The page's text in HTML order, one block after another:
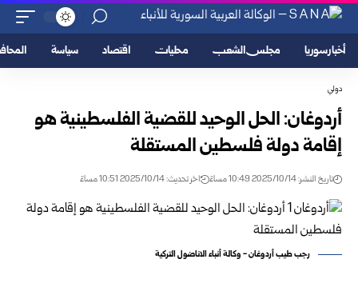
أخبار سوريا مجلس الشعب محليات اقتصاد سياسة
دولي
أردوغان: الحل الوحيد للقضية الفلسطينية هو
إقامة دولة فلسطين المستقلة
تاريخ النشر: 2025/10/14 10:49 مساءً اخر تحديث: 2025/10/14 10:51 مساءً
رجب طيب أردوغان - وكالة أنباء الاناضول التركية